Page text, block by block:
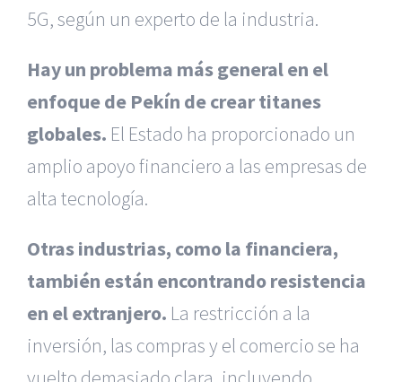
5G, según un experto de la industria.
Hay un problema más general en el
enfoque de Pekín de crear titanes
globales. El Estado ha proporcionado un
amplio apoyo financiero a las empresas de
alta tecnología.
Otras industrias, como la financiera,
también están encontrando resistencia
en el extranjero. La restricción a la
inversión, las compras y el comercio se ha